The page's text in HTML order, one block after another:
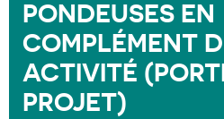
PONDEUSES EN
COMPLÉMENT
ACTIVITÉ
PROJET)